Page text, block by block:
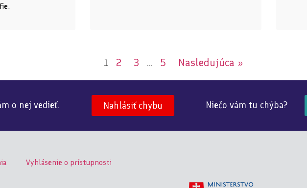
1 2 3 … 5 Nasledujúca »
o nej vedieť. Nahlásiť chybu Niečo vám tu chýba?
Vyhlásenie o prístupnosti